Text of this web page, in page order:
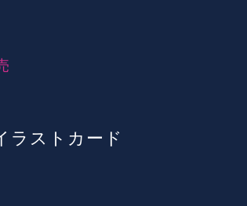
ラストカード